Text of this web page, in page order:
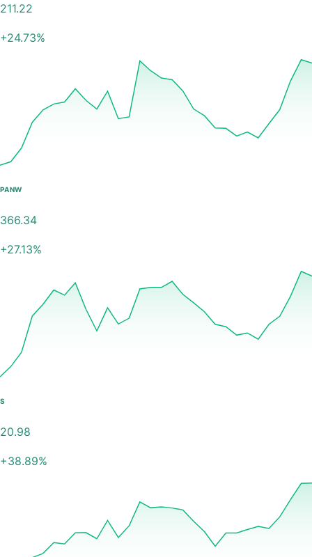
211.22
+24.73%
PANW
366.34
+27.13%
S
20.98
+38.89%